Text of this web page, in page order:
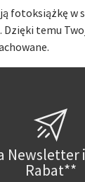
fotoksiążkę w
Dzięki temu
Newsletter
Rabat**